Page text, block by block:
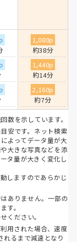
1,080p
約38分
1,440p
約14分
2,160p
約7分
数を示しています。
安です。ネット検索
よってデータ量が大
大きな写真などを添
タ量が大きく変化し
しますのであらかじ
ありません。一部の
す。
ください。
用された場合、速度
れるまで減速となり